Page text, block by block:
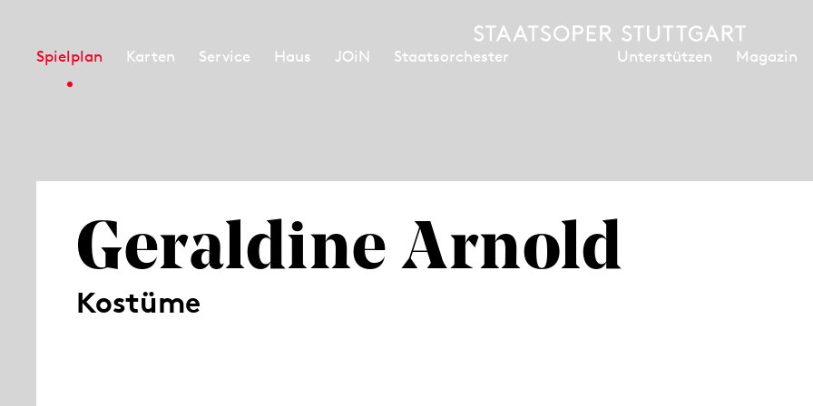
Spielplan Karten Service Haus JOiN Staatsorchester Unterstützen Magazin
Geraldine Arnold
Kostüme